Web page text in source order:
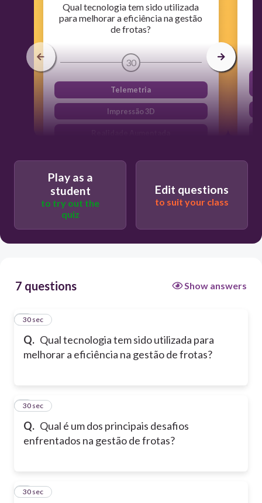
Qual tecnologia tem sido utilizada
para melhorar a eficiência na gestão
de frotas?
30
Telemetria
Impressão 3D
Play as a
student
to try out the
quiz
Edit questions
to suit your class
7 questions Show answers
Q. Qual tecnologia tem sido utilizada para
melhorar a eficiência na gestão de frotas?
1
30 sec
Q. Qual é um dos principais desafios
enfrentados na gestão de frotas?
2
30 sec
3
30 sec